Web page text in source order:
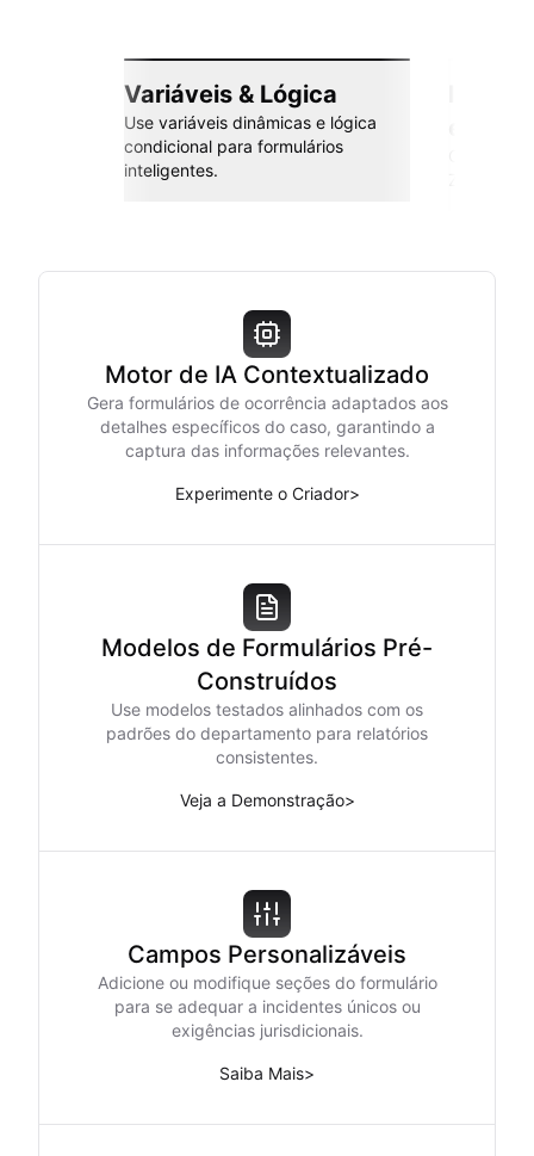
Variáveis & Lógica
Use variáveis dinâmicas e lógica
condicional para formulários
inteligentes.
Motor de IA Contextualizado
Gera formulários de ocorrência adaptados aos
detalhes específicos do caso, garantindo a
captura das informações relevantes.
Experimente o Criador>
Modelos de Formulários Pré-
Construídos
Use modelos testados alinhados com os
padrões do departamento para relatórios
consistentes.
Veja a Demonstração>
Campos Personalizáveis
Adicione ou modifique seções do formulário
para se adequar a incidentes únicos ou
exigências jurisdicionais.
Saiba Mais>